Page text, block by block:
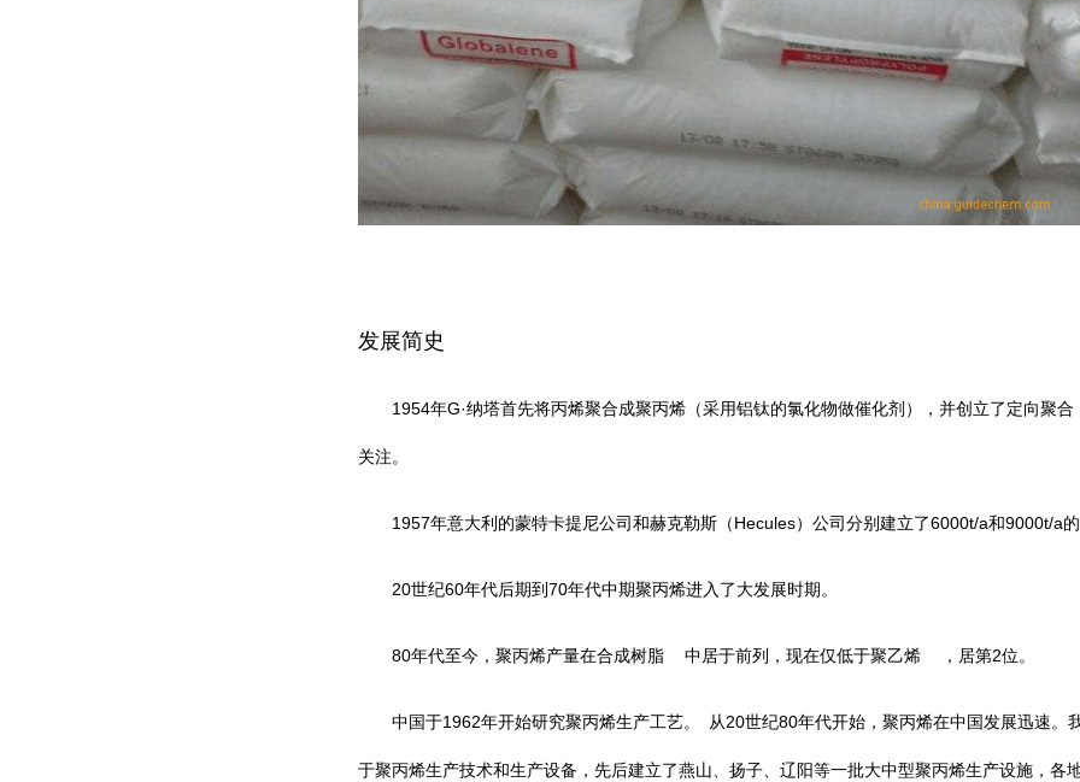
发展简史
1954年G·纳塔首先将丙烯聚合成聚丙烯（采用铝钛的氯化物做催化剂），并创立了 定向聚合
关注。
1957年意大利的蒙特卡提尼公司和赫克勒斯（ Hecules）公司分别建立了6000t/a和9000t/a
20世纪60年代后期到 70年代中期聚丙烯进入了大发展时期。
80年代至今，聚丙烯产量在合成树脂 中居于前列，现在仅低于聚乙烯 ，居第2位。
中国于1962年开始研究聚丙烯生产工艺。 从20世纪80年代开始，聚丙烯在中国发展迅速。
于聚丙烯生产技术和生产设备，先后建立了燕山、扬子、辽阳等一批大中型聚丙烯生产设施，各